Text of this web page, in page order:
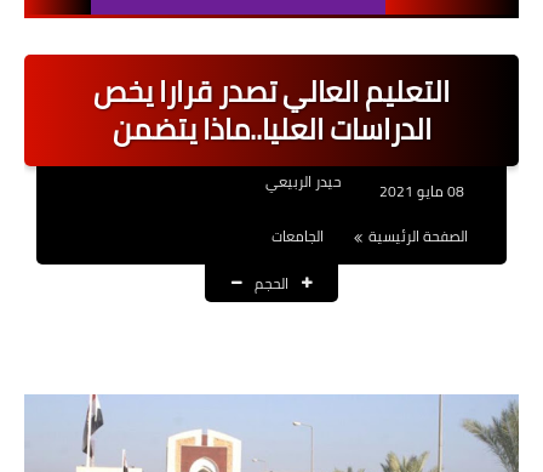
اخبار القطاع العام
اخبار القطاع الخاص
العقود والاجور اليومية
القروض والسلف
التعليم العالي تصدر قرارا يخص
الدراسات العليا..ماذا يتضمن
08 مايو 2021
حيدر الربيعي
الصفحة الرئيسية
الجامعات
الحجم